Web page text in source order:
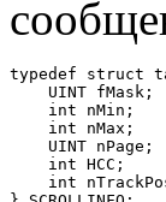
typedef struct
    UINT fMask;
    int nMin;
    int nMax;
    UINT nPage;
    int НСС;
int